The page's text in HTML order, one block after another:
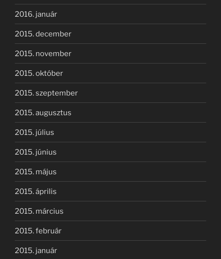
2016. január
2015. december
2015. november
2015. október
2015. szeptember
2015. augusztus
2015. július
2015. június
2015. május
2015. április
2015. március
2015. február
2015. január